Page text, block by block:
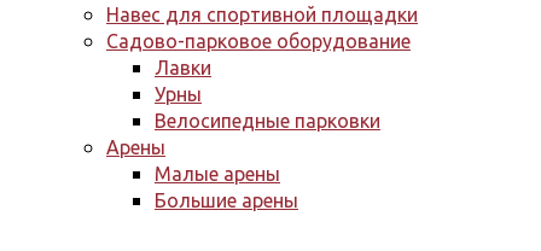
Навес для спортивной площадки
Садово-парковое оборудование
Лавки
Урны
Велосипедные парковки
Арены
Малые арены
Большие арены